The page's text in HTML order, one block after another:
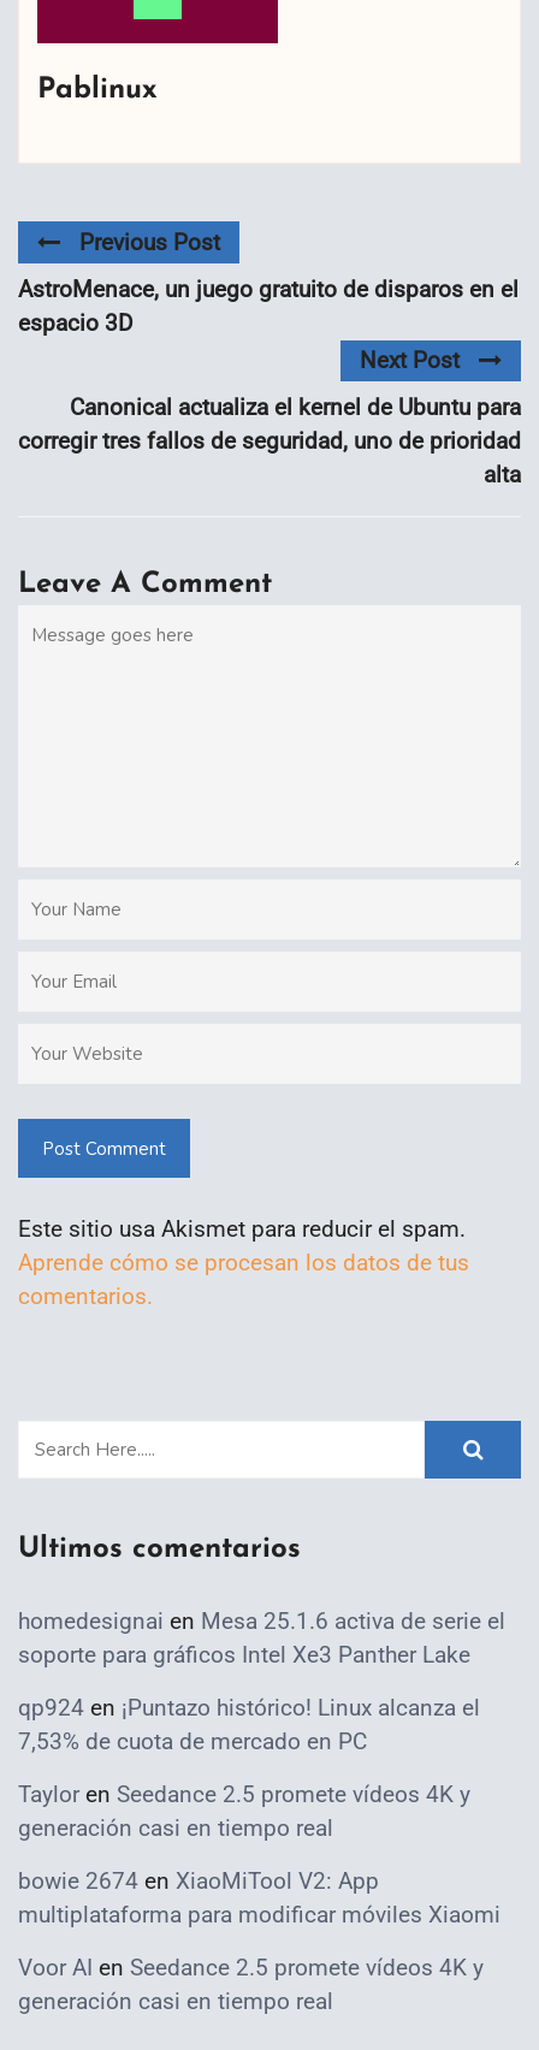
Pablinux
Previous Post
AstroMenace, un juego gratuito de disparos en el
espacio 3D
Next Post
Canonical actualiza el kernel de Ubuntu para
corregir tres fallos de seguridad, uno de prioridad
alta
Leave A Comment
Post Comment
Este sitio usa Akismet para reducir el spam.
Aprende cómo se procesan los datos de tus
comentarios.
Ultimos comentarios
homedesignai en Mesa 25.1.6 activa de serie el
soporte para gráficos Intel Xe3 Panther Lake
qp924 en ¡Puntazo histórico! Linux alcanza el
7,53% de cuota de mercado en PC
Taylor en Seedance 2.5 promete vídeos 4K y
generación casi en tiempo real
bowie 2674 en XiaoMiTool V2: App
multiplataforma para modificar móviles Xiaomi
Voor AI en Seedance 2.5 promete vídeos 4K y
generación casi en tiempo real